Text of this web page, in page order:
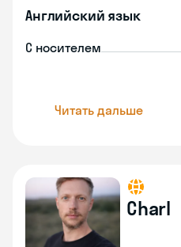
Английский язык
С носителем
Читать дальше
Charl